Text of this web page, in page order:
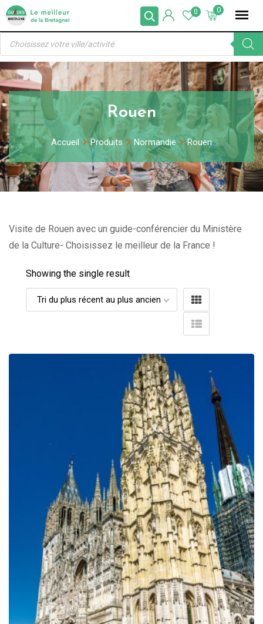
Skip
content
0
0
Recherche
produits
Rouen
Accueil Produits Normandie Rouen
Visite de Rouen avec un guide-conférencier du Ministère
de la Culture- Choisissez le meilleur de la France !
Showing the single result